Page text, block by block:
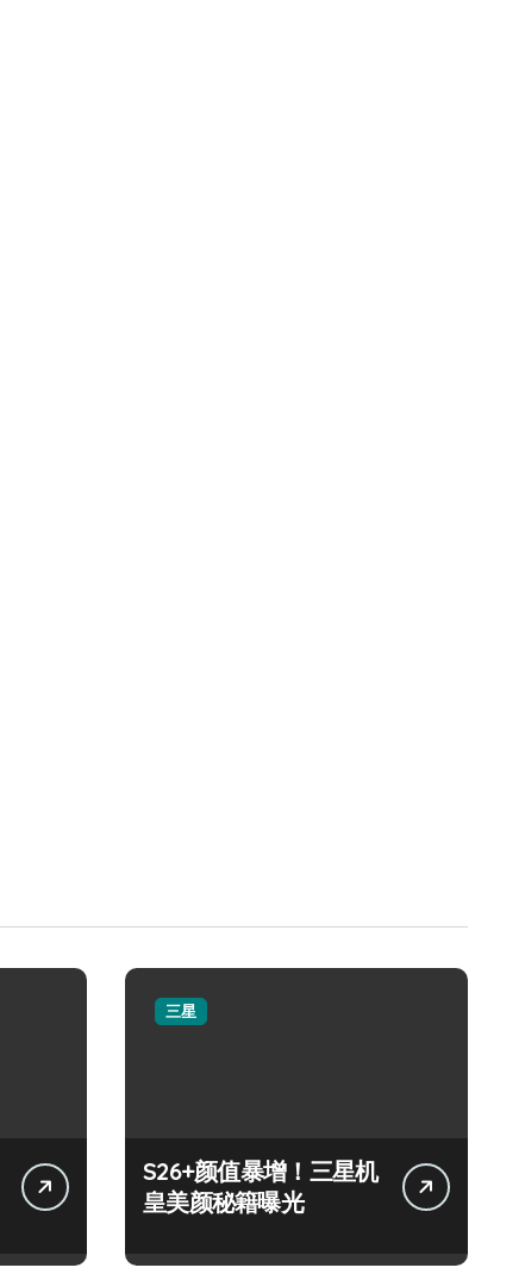
三星
S26+颜值暴增！三星机
皇美颜秘籍曝光